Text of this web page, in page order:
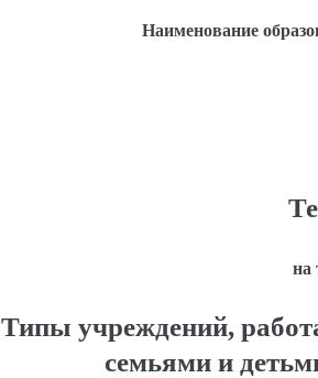
Наименование
на
Типы учреждений,
семьями и